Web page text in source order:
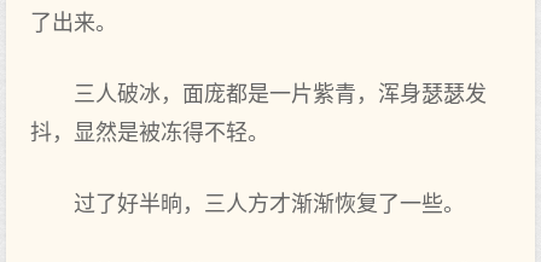
了出来。
三人破冰，面庞都是一片紫青，浑身瑟瑟发
抖，显然是被冻得不轻。
过了好半晌，三人方才渐渐恢复了一些。